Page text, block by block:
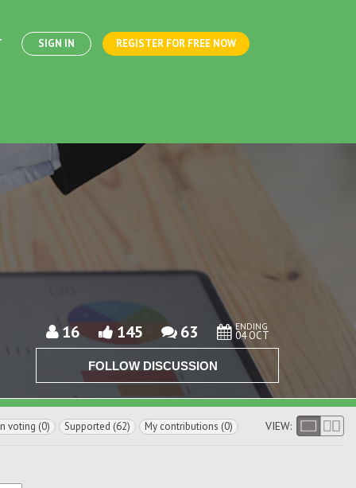
SIGN IN REGISTER FOR FREE NOW
16 145 63 ENDING
04 OCT
FOLLOW DISCUSSION
voting (0) Supported (62) My contributions (0) VIEW: